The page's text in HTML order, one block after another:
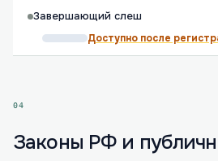
Завершающий слеш
Доступно после
04
Законы РФ и